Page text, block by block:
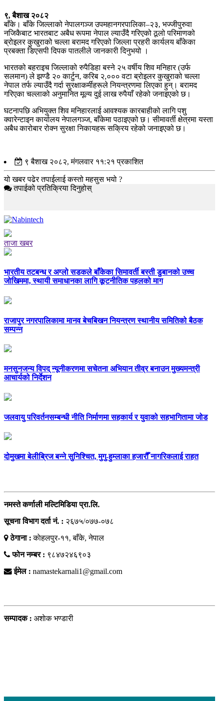
९, बैशाख २०८२
बाँके। बाँके जिल्लाको नेपालगञ्ज उपमहानगरपालिका–२३, भज्जीपुरुवा
नजिकैबाट भारतबाट अबैध रूपमा नेपाल ल्याउँदै गरिएको ठूलो परिमाणको
ब्रोइलर कुखुराको चल्ला बरामद गरिएको जिल्ला प्रहरी कार्यलय बाँकेका
प्रबक्ता डिएसपी दिपक पातलीले जानकारी दिनुभयो ।
भारतको बहराइच जिल्लाको रुपैडिहा बस्ने २५ वर्षीय शिव मनिहार (उर्फ
सलमान) ले झण्डै २० कार्टुन, करिब २,००० वटा ब्रोइलर कुखुराको चल्ला
नेपाल तर्फ ल्याउँदै गर्दा सुरक्षाकर्मीहरूले नियन्त्रणमा लिएका हुन्। बरामद
गरिएका चल्लाको अनुमानित मूल्य दुई लाख रुपैयाँ रहेको जनाइएको छ।
घटनापछि अभियुक्त शिव मनिहारलाई आवश्यक कारबाहीको लागि पशु
क्वारेन्टाइन कार्यालय नेपालगञ्ज, बाँकेमा पठाइएको छ। सीमावर्ती क्षेत्रमा यस्ता
अबैध कारोबार रोक्न सुरक्षा निकायहरू सक्रिय रहेको जनाइएको छ।
९ बैशाख २०८२, मंगलवार ११:२१ प्रकाशित
यो खबर पढेर तपाईलाई कस्तो महसुस भयो ?
तपाईको प्रतिक्रिया दिनुहोस्
ताजा खबर
भारतीय तटबन्ध र अग्लो सडकले बाँकेका सिमावर्ती बस्ती डुबानको उच्च
जोखिममा, स्थायी समाधानका लागि कूटनीतिक पहलको माग
राजापुर नगरपालिकामा मानव बेचबिखन नियन्त्रण स्थानीय समितिको बैठक
सम्पन्न
मनसुनजन्य विपद् न्यूनीकरणमा सचेतना अभियान तीव्र बनाउन मुख्यमन्त्री
आचार्यको निर्देशन
जलवायु परिवर्तनसम्बन्धी नीति निर्माणमा सहकार्य र युवाको सहभागितामा जोड
दोमुखमा बेलीब्रिज बन्ने सुनिश्चित, मुगु-हुम्लाका हजारौँ नागरिकलाई राहत
नमस्ते कर्णाली मल्टिमिडिया प्रा.लि.
सूचना विभाग दर्ता नं. : २६७५/०७७-०७८
ठेगाना :काेहलपुर-११, बाँके, नेपाल
फोन नम्बर : ९८४७२४६९०३
ईमेल : namastekarnali1@gmail.com
सम्पादक : अशाेक भण्डारी